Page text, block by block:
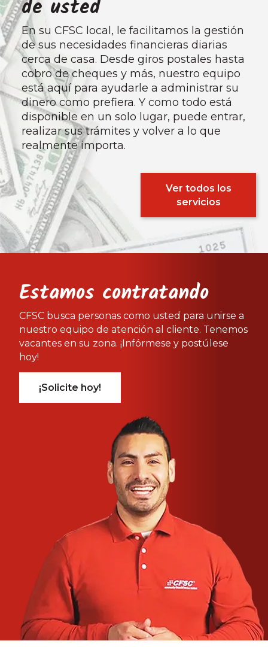
de usted
En su CFSC local, le facilitamos la gestión
de sus necesidades financieras diarias
cerca de casa. Desde giros postales hasta
cobro de cheques y más, nuestro equipo
está aquí para ayudarle a administrar su
dinero como prefiera. Y como todo está
disponible en un solo lugar, puede entrar,
realizar sus trámites y volver a lo que
realmente importa.
Ver todos los
servicios
Estamos contratando
CFSC busca personas como usted para unirse a
nuestro equipo de atención al cliente. Tenemos
vacantes en su zona. ¡Infórmese y postúlese
hoy!
¡Solicite hoy!